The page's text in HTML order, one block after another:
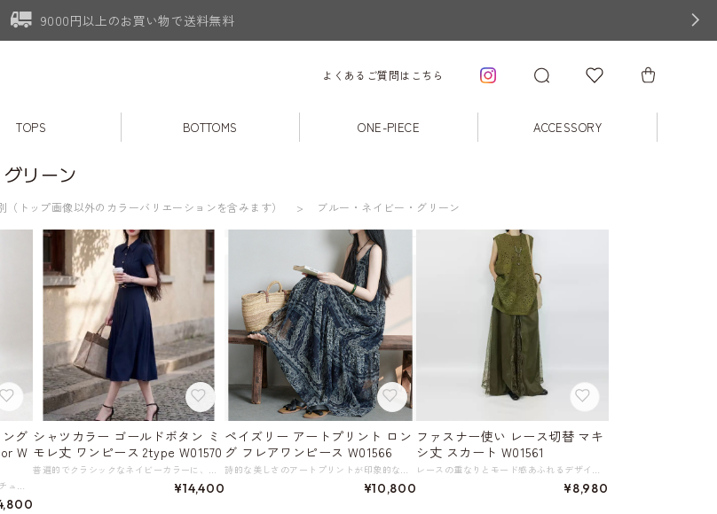
9000円以上のお買い物で送料無料
よくあるご質問はこちら
TOPS BOTTOMS ONE-PIECE ACCESSORY
リーン
（トップ画像以外のカラーバリエーションを含みます） ブルー・ネイビー・グリーン
グ
W
天然素材の風合いを活かした、大人ナチュラルな雰囲気のロングワンピース。 サンドウォッシュを施したこだわりのヘンプ素材は、吸湿・透湿性に優れ、暑い日でも快適な着心地をキープしてくれます。 さらに抗菌防臭、紫外線カット効果にも優れます。 ベルトでウエストマークすれば、縦長H型シルエットが完成。 リラックス感とおしゃれを両立できる一枚です。 環境に配慮した持続可能な素材であることも魅力。 強度があるため耐用性も高く、使い込むほど肌に馴染んで長くご愛用いただけます。 《カラー》 オレンジブラウン ネイビー ホワイト ※透け感はそれほどありませんが、ホワイトは肌色の下着の着用をおすすめします 《サイズ》 S : 胸囲108cm ウエスト74cm 袖丈28cm 総丈120cm M : 胸囲112cm ウエスト78cm 袖丈29cm 総丈122cm L : 胸囲116cm ウエスト82cm 袖丈30cm 総丈123.5cm XL : 胸囲120cm ウエスト86cm 袖丈31cm 総丈125cm 2XL : 胸囲124cm ウエスト90cm 袖丈32cm 総丈125cm ※採寸方法により1～3cm程度の誤差がある場合がございます。 ※モデル 身長170cm 体重53kg (B80/W66/H87) Mサイズ着用 《素材》 ヘンプ100％ ◇サイズで迷ったらこちらをチェック https://harmonique.my.canva.site/dagieuhhs-e ◇商品を購入する前にこちらの【ご購入前に必ずお読みください】をご確認の上お買い求めください。 https://shop.harmonique.net/blog/2024/06/25/010751 《注意事項》 *harmoniqueではお客様からのご注文を受け、お客様の商品を製作・取り寄せしております。 *基本的にお取り寄せ商品となるため、発送までに《1～3週間前後》お時間をいただいております。 *ご覧いただいているPCやスマートフォンの画面により実物と多少色合いが異なる場合がございます。 *イメージ違いやサイズ違い等、その他お客様都合によりますキャンセル・返品交換はご遠慮ください。 トップページはこちら https://shop.harmonique.net/
シャツカラー ゴールドボタン ミ
モレ丈 ワンピース 2type W01570
普遍的でクラシックなネイビーカラーに、ゴールドのボタンが映えるデザイン。 襟元とフロントのピンタックが、シンプルながらもリュクスな雰囲気を醸し出します。 ベルトでウエストをマークすれば、メリハリのあるシルエットが完成。 膝下丈のフレアスカートは上品な揺れ感を演出し、エレガントな着こなしを叶えます。 一枚でコーディネートが完成する、着回し力抜群の一枚。 《カラー》 ネイビー 《サイズ》 《半袖》 S : 肩幅37cm 胸囲87cm ウエスト71cm 着丈105cm 袖丈15cm M : 肩幅38cm 胸囲91cm ウエスト75cm 着丈106cm 袖丈15.5cm L : 肩幅39cm 胸囲95cm ウエスト79cm 着丈107cm 袖丈16cm XL : 肩幅40cm 胸囲99cm ウエスト83cm 着丈108cm 袖丈16.5cm 2XL : 肩幅41cm 胸囲103cm ウエスト87cm 着丈109cm 袖丈17cm 《長袖》 S : 肩幅37cm 胸囲87cm ウエスト71cm 着丈105cm 袖丈54cm M : 肩幅38cm 胸囲91cm ウエスト75cm 着丈106cm 袖丈54.5cm L : 肩幅39cm 胸囲95cm ウエスト79cm 着丈107cm 袖丈55cm XL : 肩幅40cm 胸囲99cm ウエスト83cm 着丈108cm 袖丈55.5cm 2XL : 肩幅41cm 胸囲103cm ウエスト87cm 着丈109cm 袖丈56cm ※採寸方法により1～3cm程度の誤差がある場合がございます。 ※モデル 身長171cm (B84/W65/H89) Mサイズ着用 《素材》 表地・裏地／ポリエステル100％ ◇サイズで迷ったらこちらをチェック https://harmonique.my.canva.site/dagieuhhs-e ◇商品を購入する前にこちらの【ご購入前に必ずお読みください】をご確認の上お買い求めください。 https://shop.harmonique.net/blog/2024/06/25/010751 《注意事項》 *harmoniqueではお客様からのご注文を受け、お客様の商品を製作・取り寄せしております。 *基本的にお取り寄せ商品となるため、発送までに《1～3週間前後》お時間をいただいております。 *ご覧いただいているPCやスマートフォンの画面により実物と多少色合いが異なる場合がございます。 *イメージ違いやサイズ違い等、その他お客様都合によりますキャンセル・返品交換はご遠慮ください。 トップページはこちら https://shop.harmonique.net/
¥14,400
ペイズリー アートプリント ロン
グ フレアワンピース W01566
詩的な美しさのアートプリントが印象的なロングワンピース。 ややプリーツが入ったシフォン生地は、繊細なペイズリー風のボタニカル柄が描かれ、レトロでありながらもモダンな雰囲気を醸し出します。 凛としたダークカラーと細めのショルダーストラップが、女性らしさと涼しげな印象を見る人に与えます。 生地をふんだんに使ったフレアシルエットは、歩くたびにドラマティックな動きを演出します。 カジュアルなサンダルやフラットシューズと合わせれば、リラックス感のある休日スタイルに。バカンスやリゾートシーンでの着用もおすすめです。 ※こちらの商品は発送まで2週間ほどお時間をいただく可能性がございます。 《カラー》 ダークネイビー 《サイズ》 F : 胸囲106cm ウエスト118cm ヒップ146cm 総丈（ストラップ除く）123cm ※採寸方法により1～3cm程度の誤差がある場合がございます。 ※モデル 身長161cm 体重47kg (B81/W61/H89) 《素材》 ポリエステル100％ ※裏地あり ◇サイズで迷ったらこちらをチェック https://harmonique.my.canva.site/dagieuhhs-e ◇商品を購入する前にこちらの【ご購入前に必ずお読みください】をご確認の上お買い求めください。 https://shop.harmonique.net/blog/2024/06/25/010751 《注意事項》 *harmoniqueではお客様からのご注文を受け、お客様の商品を製作・取り寄せしております。 *基本的にお取り寄せ商品となるため、発送までに《1～3週間前後》お時間をいただいております。 *ご覧いただいているPCやスマートフォンの画面により実物と多少色合いが異なる場合がございます。 *イメージ違いやサイズ違い等、その他お客様都合によりますキャンセル・返品交換はご遠慮ください。 トップページはこちら https://shop.harmonique.net/
¥10,800
ファスナー使い レース切替 マキ
シ丈 スカート W01561
レースの重なりとモード感あふれるデザインがおしゃれなマキシ丈スカート。 深みのあるカーキ色が落ち着いた印象を与え、レースの切り替えがエキゾチックな雰囲気を演出します。 マキシ丈は大人っぽく着こなせて、リラックス感のあるシルエットは体型カバーにも◎。 裾の広がりを調整できるファスナーのあしらいが、都会的で洗練された表情を演出してくれるアイテムです。 ※別売りのワンピースとの重ね着もおすすめです。 画像のワンピース：アーティスティック バイカラー キャミソール ドレス W01560 https://shop.harmonique.net/items/146376688 《サイズ》 S : ウエスト(前)68cm ウエスト(後)88cm ヒップ102cm スカート丈98cm M : ウエスト(前)72cm ウエスト(後)92cm ヒップ106cm スカート丈100cm L : ウエスト(前)74cm ウエスト(後)96cm ヒップ110cm スカート丈102cm ※採寸方法により1～3cmの誤差がある場合がございます 《カラー》 グリーン 《素材》 リヨセル ナイロン ポリエステル ◇サイズで迷ったらこちらをチェック https://harmonique.my.canva.site/dagieuhhs-e ◇商品を購入する前にこちらの【ご購入前に必ずお読みください】をご確認の上お買い求めください。 https://shop.harmonique.net/blog/2024/06/25/010751 《注意事項》 *harmoniqueではお客様からのご注文を受け、お客様の商品を製作・取り寄せしております。 *基本的にお取り寄せ商品となるため、発送までに《1～3週間前後》お時間をいただいております。 *ご覧いただいているPCやスマートフォンの画面により実物と多少色合いが異なる場合がございます。 *イメージ違いやサイズ違い等、その他お客様都合によりますキャンセル・返品交換はご遠慮ください。 トップページはこちら https://shop.harmonique.net/
¥8,980